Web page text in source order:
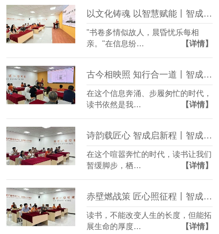
以文化铸魂 以智慧赋能丨智成纤维第375期读书会
"书卷多情似故人，晨昏忧乐每相
亲。"在信息纷…
【详情】
古今相映照 知行合一道丨智成纤维第374期读书会
在这个信息奔涌、步履匆忙的时代，
读书依然是我…
【详情】
诗韵载匠心 智成启新程丨智成纤维第373期读书会
在这个喧嚣奔忙的时代，读书让我们
暂缓脚步，栖…
【详情】
赤壁燃战策 匠心照征程丨智成纤维第372期读书会
读书，不能改变人生的长度，但能拓
展生命的厚度…
【详情】